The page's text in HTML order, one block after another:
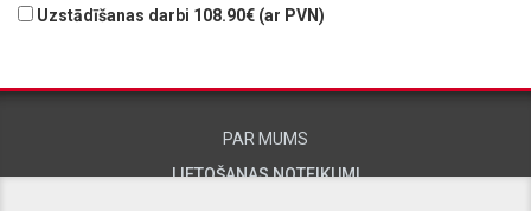
Uzstādīšanas darbi 108.90€ (ar PVN)
PAR MUMS
LIETOŠANAS NOTEIKUMI